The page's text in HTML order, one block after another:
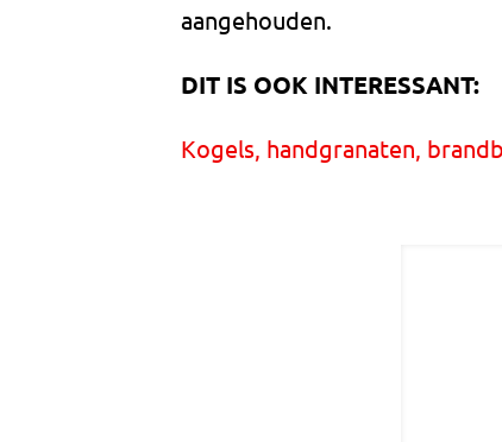
aangehouden.
DIT IS OOK INTERESSANT:
Kogels, handgranaten,